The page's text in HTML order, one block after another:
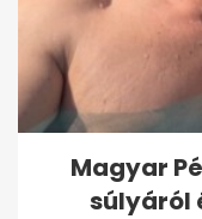
Magyar
súlyáról